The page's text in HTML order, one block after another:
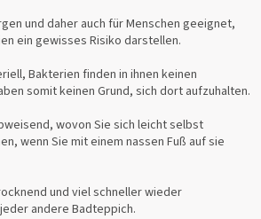
und daher auch für Menschen geeignet,
ein gewisses Risiko darstellen.
Bakterien finden in ihnen keinen
somit keinen Grund, sich dort aufzuhalten.
wovon Sie sich leicht selbst
wenn Sie mit einem nassen Fuß auf sie
und viel schneller wieder
andere Badteppich.